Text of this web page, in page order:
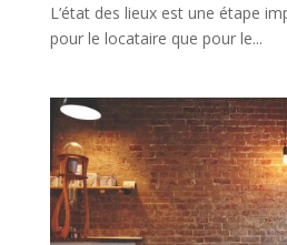
L’état des lieux est une étape
pour le locataire que pour le...